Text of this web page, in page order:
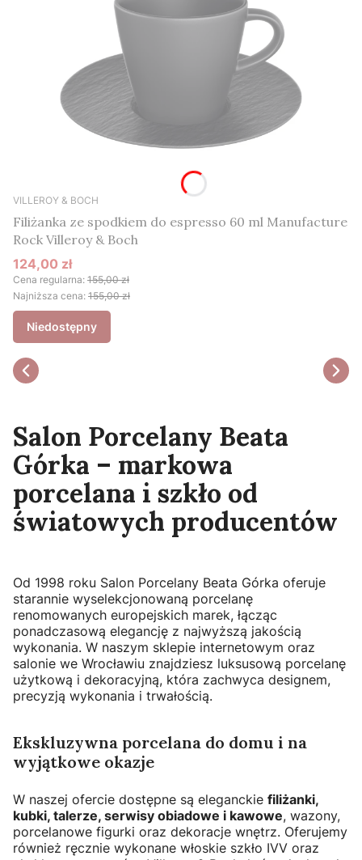
VILLEROY & BOCH
Filiżanka ze spodkiem do espresso 60 ml Manufacture
Rock Villeroy & Boch
Cena promocyjna
124,00 zł
Cena regularna: 155,00 zł
Najniższa cena: 155,00 zł
Niedostępny
Salon Porcelany Beata
Górka – markowa
porcelana i szkło od
światowych producentów
Od 1998 roku Salon Porcelany Beata Górka oferuje
starannie wyselekcjonowaną porcelanę
renomowanych europejskich marek, łącząc
ponadczasową elegancję z najwyższą jakością
wykonania. W naszym sklepie internetowym oraz
salonie we Wrocławiu znajdziesz luksusową porcelanę
użytkową i dekoracyjną, która zachwyca designem,
precyzją wykonania i trwałością.
Ekskluzywna porcelana do domu i na
wyjątkowe okazje
W naszej ofercie dostępne są eleganckie filiżanki,
kubki, talerze, serwisy obiadowe i kawowe, wazony,
porcelanowe figurki oraz dekoracje wnętrz. Oferujemy
również ręcznie wykonane włoskie szkło IVV oraz